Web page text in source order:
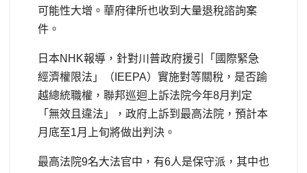
可能性大增。華府律所也收到大量退稅諮詢案
件。
日本NHK報導，針對川普政府援引「國際緊急
經濟權限法」（IEEPA）實施對等關稅，是否踰
越總統職權，聯邦巡迴上訴法院今年8月判定
「無效且違法」，政府上訴到最高法院，預計本
月底至1月上旬將做出判決。
最高法院9名大法官中，有6人是保守派，其中也